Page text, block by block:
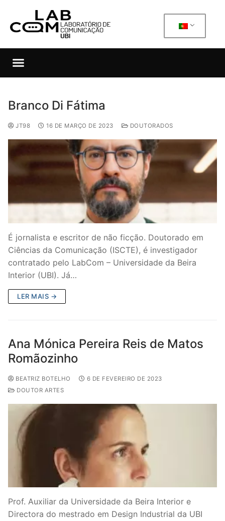
Branco Di Fátima
JT98 16 DE MARÇO DE 2023 DOUTORADOS
É jornalista e escritor de não ficção. Doutorado em
Ciências da Comunicação (ISCTE), é investigador
contratado pelo LabCom – Universidade da Beira
Interior (UBI). Já…
LER MAIS →
Ana Mónica Pereira Reis de Matos
Romãozinho
BEATRIZ BOTELHO
6 DE FEVEREIRO DE 2023
DOUTOR ARTES
Prof. Auxiliar da Universidade da Beira Interior e
Directora do mestrado em Design Industrial da UBI